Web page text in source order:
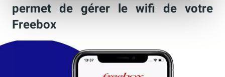
permet de gérer le wifi de votre
Freebox